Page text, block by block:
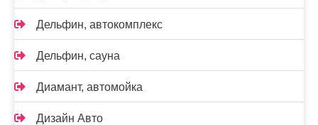
Дельфин, автокомплекс
Дельфин, сауна
Диамант, автомойка
Дизайн Авто